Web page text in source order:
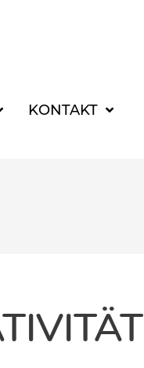
KONTAKT